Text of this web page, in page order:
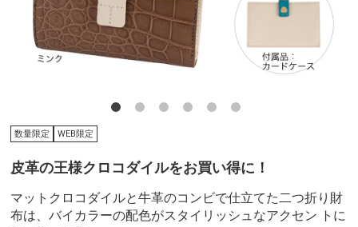
数量限定 WEB限定
皮革の王様クロコダイルをお買い得に！
マットクロコダイルと牛革のコンビで仕立てた二つ折り財
布は、バイカラーの配色がスタイリッシュなアクセン トに